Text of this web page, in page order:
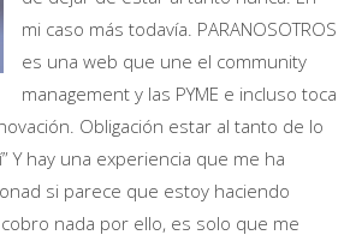
mi caso más todavía. PARANOSOTROS
es una web que une el community
management y las PYME e incluso toca
Obligación estar al tanto de lo
Y hay una experiencia que me ha
si parece que estoy haciendo
nada por ello, es solo que me